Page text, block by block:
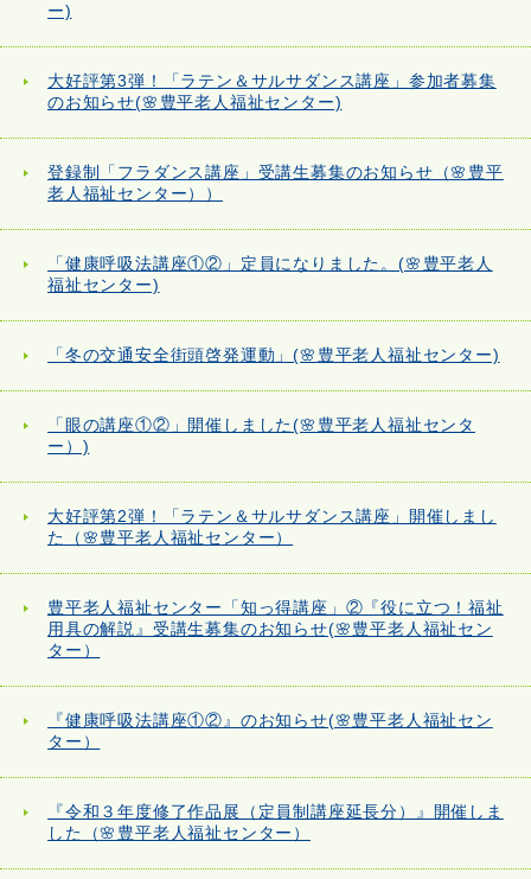
ー)
大好評第3弾！「ラテン＆サルサダンス講座」参加者募集
のお知らせ(🌸豊平老人福祉センター)
登録制「フラダンス講座」受講生募集のお知らせ（🌸豊平
老人福祉センター））
「健康呼吸法講座①②」定員になりました。(🌸豊平老人
福祉センター)
「冬の交通安全街頭啓発運動」(🌸豊平老人福祉センター)
「眼の講座①②」開催しました(🌸豊平老人福祉センタ
ー）)
大好評第2弾！「ラテン＆サルサダンス講座」開催しまし
た（🌸豊平老人福祉センター）
豊平老人福祉センター「知っ得講座」②『役に立つ！福祉
用具の解説』受講生募集のお知らせ(🌸豊平老人福祉セン
ター）
『健康呼吸法講座①②』のお知らせ(🌸豊平老人福祉セン
ター）
『令和３年度修了作品展（定員制講座延長分）』開催しま
した（🌸豊平老人福祉センター）